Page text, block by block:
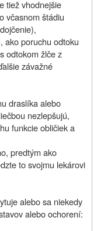
tiež vhodnejšie
včasnom štádiu
ako poruchu odtoku
odtokom žlče z
závažné
draslíka alebo
nezlepšujú,
funkcie obličiek a
predtým ako
to svojmu lekárovi
alebo sa niekedy
alebo ochorení: